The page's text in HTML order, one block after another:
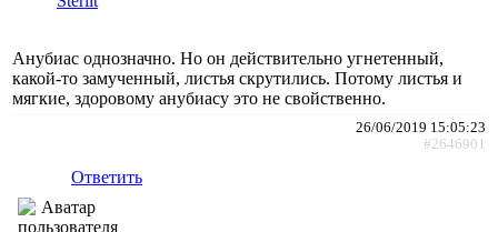
Анубиас однозначно. Но он действительно угнетенный,
какой-то замученный, листья скрутились. Потому листья и
мягкие, здоровому анубиасу это не свойственно.
26/06/2019 15:05:23
#2646901
Ответить